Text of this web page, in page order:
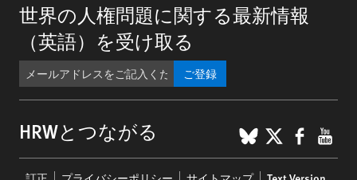
世界の人権問題に関する最新情報
（英語）を受け取る
ご登録
HRWとつながる BlueSky
X